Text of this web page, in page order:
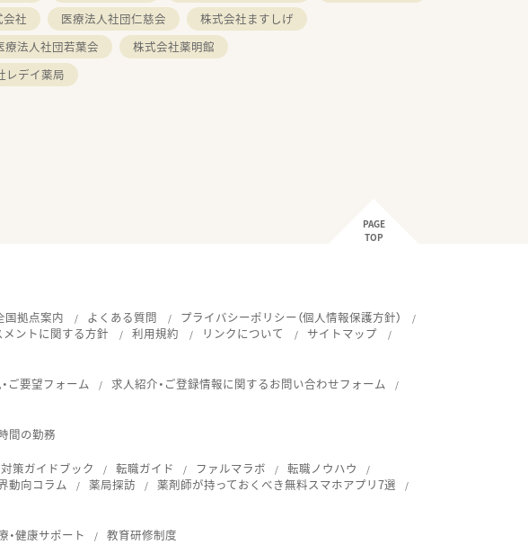
社 医療法人社団仁慈会
株式会社ますしげ
療法人社団若葉会
株式会社薬明館
レデイ薬局
PAGE
TOP
国拠点案内 よくある質問
プライバシーポリシー（個人情報保護方針）
ントに関する方針 利用規約 リンクについて
サイトマップ
ご要望フォーム
求人紹介・ご登録情報に関するお問い合わせフォーム
間の勤務
策ガイドブック 転職ガイド ファルマラボ
転職ノウハウ
動向コラム 薬局探訪
薬剤師が持っておくべき無料スマホアプリ7選
・健康サポート 教育研修制度